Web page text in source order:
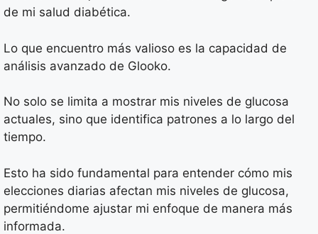
de mi salud diabética.
Lo que encuentro más valioso es la capacidad de
análisis avanzado de Glooko.
No solo se limita a mostrar mis niveles de glucosa
actuales, sino que identifica patrones a lo largo del
tiempo.
Esto ha sido fundamental para entender cómo mis
elecciones diarias afectan mis niveles de glucosa,
permitiéndome ajustar mi enfoque de manera más
informada.